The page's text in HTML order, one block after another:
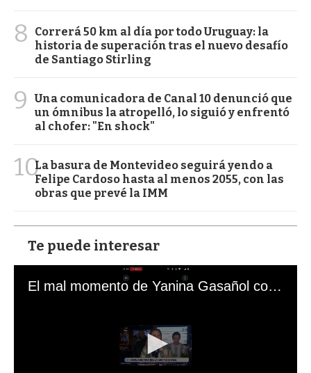
8
Correrá 50 km al día por todo Uruguay: la
historia de superación tras el nuevo desafío
de Santiago Stirling
9
Una comunicadora de Canal 10 denunció que
un ómnibus la atropelló, lo siguió y enfrentó
al chofer: "En shock"
10La basura de Montevideo seguirá yendo a
Felipe Cardoso hasta al menos 2055, con las
obras que prevé la IMM
Te puede interesar
El mal momento de Yanina Gasañol con un hincha argentino en "Subrayado"